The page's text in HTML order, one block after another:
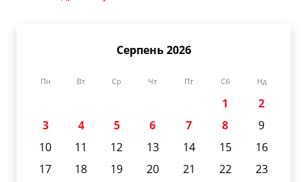
Серпень 2026
Пн Вт Ср Чт Пт Сб Нд
1
2
3
4 5 6 7 8
9
10
11 12 13 14 15
16
17
18 19 20 21 22
23